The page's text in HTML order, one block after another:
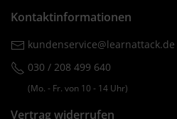
Kontaktinformationen
kundenservice@learnattack.de
030 / 208 499 640
(Mo. ‐ Fr. von 10 ‐ 14 Uhr)
Vertrag widerrufen